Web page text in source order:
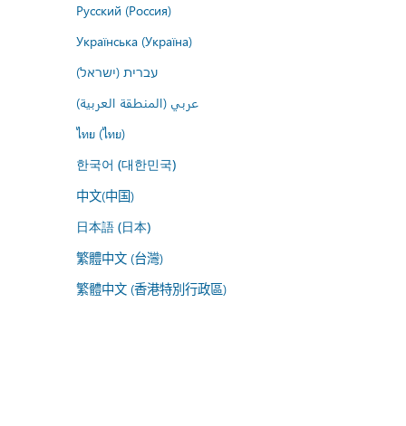
Русский (Россия)
Українська (Україна)
עברית (ישראל)
عربي (المنطقة العربية)
ไทย (ไทย)
한국어 (대한민국)
中文(中国)
日本語 (日本)
繁體中文 (台灣)
繁體中文 (香港特別行政區)